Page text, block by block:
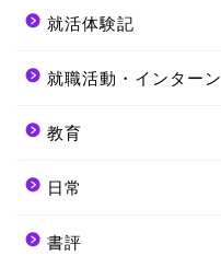
就活体験記
就職活動・インターン
教育
日常
書評